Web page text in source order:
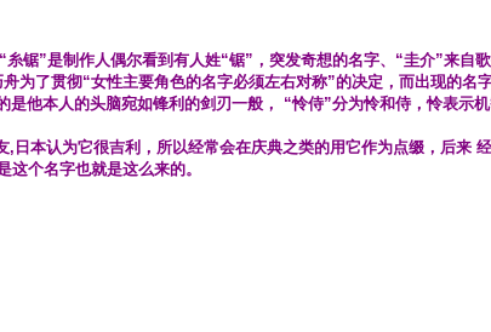
锯”是制作人偶尔看到有人姓“锯”，突发奇想的名字、“圭介”来自
为了贯彻“女性主要角色的名字必须左右对称”的决定，而出现的名字
是他本人的头脑宛如锋利的剑刃一般， “怜侍”分为怜和侍，怜表示
日本认为它很吉利，所以经常会在庆典之类的用它作为点缀，后来
个名字也就是这么来的。